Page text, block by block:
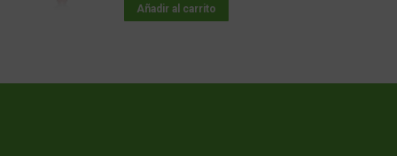
Añadir al carrito